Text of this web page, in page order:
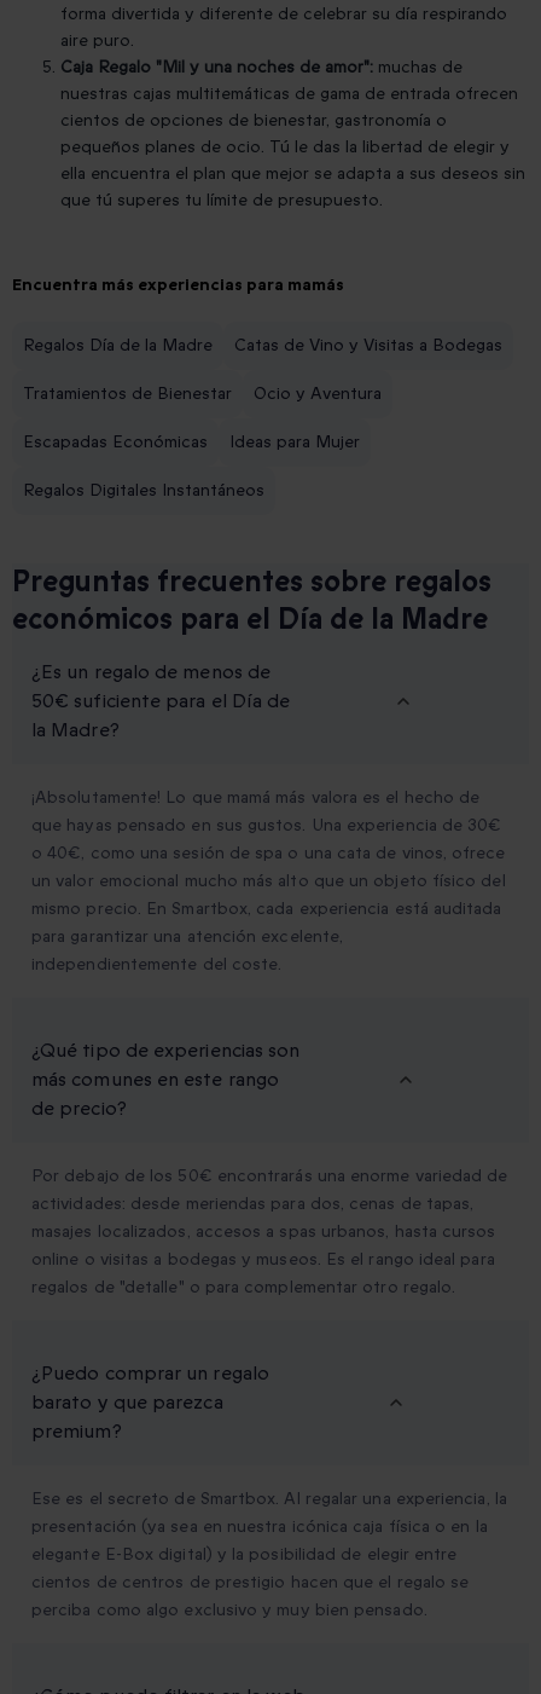
forma divertida y diferente de celebrar su día respirando
aire puro.
Caja Regalo "Mil y una noches de amor": muchas de
nuestras cajas multitemáticas de gama de entrada ofrecen
cientos de opciones de bienestar, gastronomía o
pequeños planes de ocio. Tú le das la libertad de elegir y
ella encuentra el plan que mejor se adapta a sus deseos sin
que tú superes tu límite de presupuesto.
Encuentra más experiencias para mamás
Regalos Día de la Madre Catas de Vino y Visitas a Bodegas
Tratamientos de Bienestar Ocio y Aventura
Escapadas Económicas Ideas para Mujer
Regalos Digitales Instantáneos
Preguntas frecuentes sobre regalos
económicos para el Día de la Madre
¿Es un regalo de menos de
50€ suficiente para el Día de
la Madre?
¡Absolutamente! Lo que mamá más valora es el hecho de
que hayas pensado en sus gustos. Una experiencia de 30€
o 40€, como una sesión de spa o una cata de vinos, ofrece
un valor emocional mucho más alto que un objeto físico del
mismo precio. En Smartbox, cada experiencia está auditada
para garantizar una atención excelente,
independientemente del coste.
¿Qué tipo de experiencias son
más comunes en este rango
de precio?
Por debajo de los 50€ encontrarás una enorme variedad de
actividades: desde meriendas para dos, cenas de tapas,
masajes localizados, accesos a spas urbanos, hasta cursos
online o visitas a bodegas y museos. Es el rango ideal para
regalos de "detalle" o para complementar otro regalo.
¿Puedo comprar un regalo
barato y que parezca
premium?
Ese es el secreto de Smartbox. Al regalar una experiencia, la
presentación (ya sea en nuestra icónica caja física o en la
elegante E-Box digital) y la posibilidad de elegir entre
cientos de centros de prestigio hacen que el regalo se
perciba como algo exclusivo y muy bien pensado.